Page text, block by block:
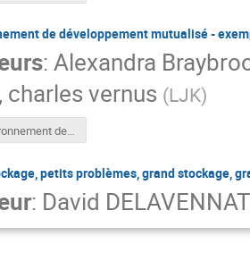
de développement mutualisé -
:Alexandra
, charles vernus (LJK)
Environnement de développement mutualisé.pdf
petits problèmes, grand stockage,
: David DELAVENNAT